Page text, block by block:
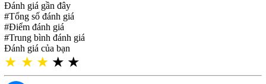
Đánh giá gần đây
#Tổng số đánh giá
#Điểm đánh giá
#Trung bình đánh giá
Đánh giá của bạn
★ ★ ★ ★ ★